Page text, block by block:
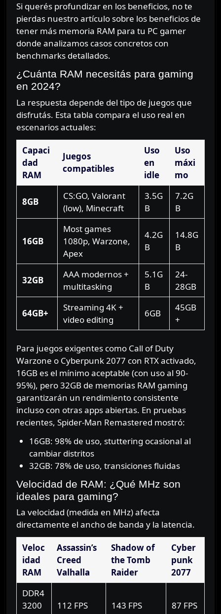
Si querés profundizar en los beneficios, no te
pierdas nuestro artículo sobre los beneficios de
tener más memoria RAM para tu PC gamer
donde analizamos casos concretos con
benchmarks detallados.
¿Cuánta RAM necesitás para gaming
en 2024?
La respuesta depende del tipo de juegos que
disfrutás. Esta tabla compara el uso real en
escenarios actuales:
Capaci
dad
RAM
Juegos
compatibles
Uso
en
idle
Uso
máxi
mo
8GB
CS:GO, Valorant
(low), Minecraft
3.5G
B
7.2G
B
16GB
Most games
1080p, Warzone,
Apex
4.2G
B
14.8G
B
32GB
AAA modernos +
multitasking
5.1G
B
24-
28GB
64GB+
Streaming 4K +
video editing
6GB
45GB
+
Para juegos exigentes como Call of Duty
Warzone o Cyberpunk 2077 con RTX activado,
16GB es el mínimo aceptable (con uso al 90-
95%), pero 32GB de memorias RAM gaming
garantizarán un rendimiento consistente
incluso con otras apps abiertas. En pruebas
recientes, Spider-Man Remastered mostró:
16GB: 98% de uso, stuttering ocasional al
cambiar distritos
32GB: 78% de uso, transiciones fluidas
Velocidad de RAM: ¿Qué MHz son
ideales para gaming?
La velocidad (medida en MHz) afecta
directamente el ancho de banda y la latencia.
Veloc
idad
RAM
Assassin’s
Creed
Valhalla
Shadow of
the Tomb
Raider
Cyber
punk
2077
DDR4
3200
112 FPS 143 FPS 87 FPS